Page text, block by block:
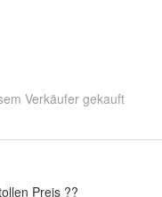
Verkäufer gekauft
Preis ??